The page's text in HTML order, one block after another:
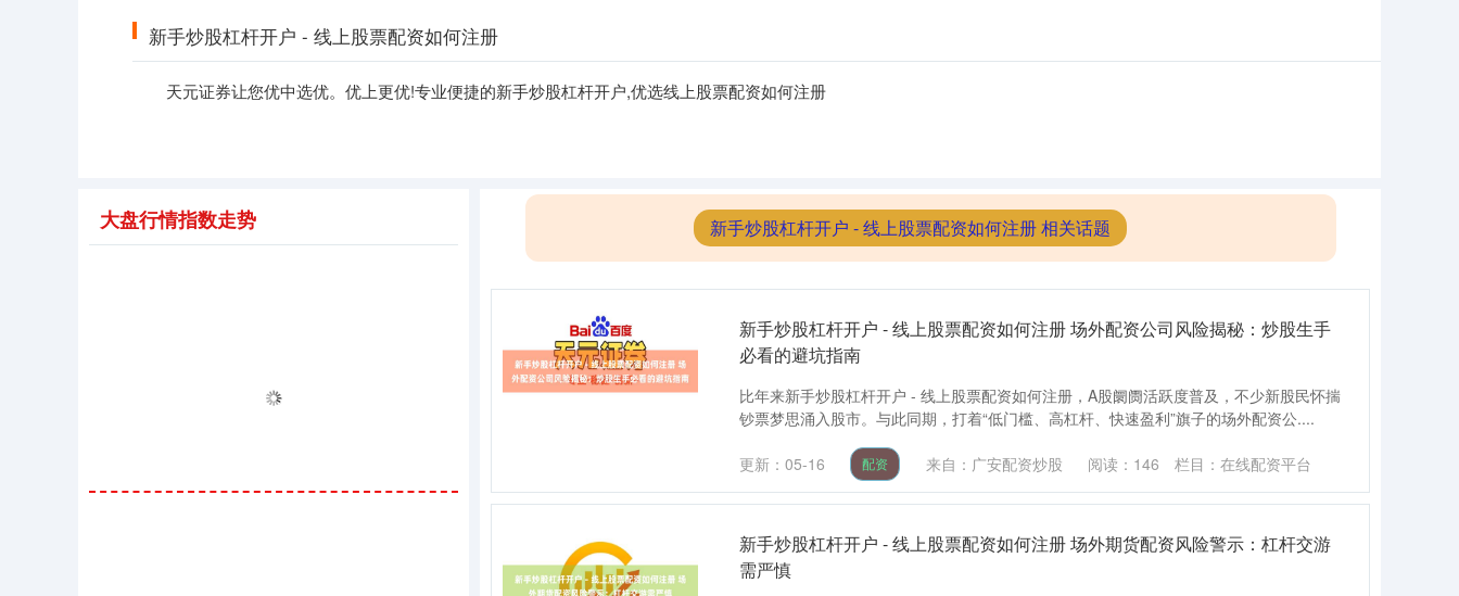
新手炒股杠杆开户 - 线上股票配资如何注册
天元证券让您优中选优。优上更优!专业便捷的新手炒股杠杆开户,优选线上股票配资如何注册
新手炒股杠杆开户 - 线上股票配资如何注册 相关话题
新手炒股杠杆开户 - 线上股票配资如何注册 场外配资公司风险揭秘：炒股生手
必看的避坑指南
比年来新手炒股杠杆开户 - 线上股票配资如何注册，A股阛阓活跃度普及，不少新股民怀揣
钞票梦思涌入股市。与此同期，打着“低门槛、高杠杆、快速盈利”旗子的场外配资公....
更新：05-16 配资 来自：广安配资炒股 阅读： 146 栏目： 在线配资平台
新手炒股杠杆开户 - 线上股票配资如何注册 场外期货配资风险警示：杠杆交游
需严慎
大盘行情指数走势